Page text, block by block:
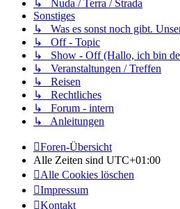
↳ Nuda / Terra / Strada
Sonstiges
↳ Was es sonst noch gibt.
↳ Off - Topic
↳ Show - Off (Hallo, ich bin
↳ Veranstaltungen / Treffen
↳ Reisen
↳ Rechtliches
↳ Forum - intern
↳ Anleitungen
Foren-Übersicht
Alle Zeiten sind UTC+01:00
Alle Cookies löschen
Impressum
Kontakt